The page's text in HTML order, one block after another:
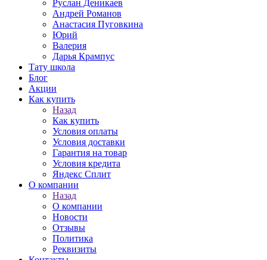
Руслан Деникаев
Андрей Романов
Анастасия Пуговкина
Юрий
Валерия
Дарья Крампус
Тату школа
Блог
Акции
Как купить
Назад
Как купить
Условия оплаты
Условия доставки
Гарантия на товар
Условия кредита
Яндекс Сплит
О компании
Назад
О компании
Новости
Отзывы
Политика
Реквизиты